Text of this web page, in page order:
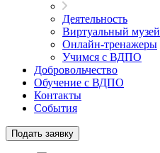
Деятельность
Виртуальный музей
Онлайн-тренажеры
Учимся с ВДПО
Добровольчество
Обучение с ВДПО
Контакты
События
Подать заявку